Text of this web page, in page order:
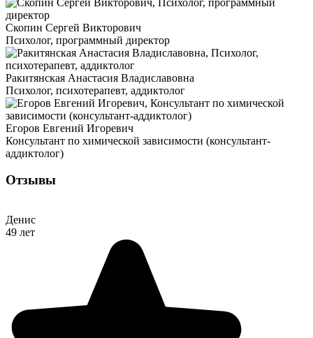
Скопин Сергей Викторович
Психолог, программный директор
Ракитянская Анастасия Владиславовна
Психолог, психотерапевт, аддиктолог
Егоров Евгений Игоревич
Консультант по химической зависимости (консультант-
аддиктолог)
Отзывы
Денис
49 лет